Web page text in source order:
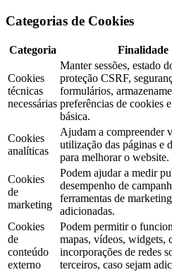
Categorias de Cookies
Categoria Finalidade
Cookies
técnicas
necessárias
Manter sessões, estado
proteção CSRF,
formulários,
preferências de cookies
básica.
Cookies
analíticas
Ajudam a compreender
utilização das páginas e
para melhorar o website.
Cookies
de
marketing
Podem ajudar a medir
desempenho de
ferramentas de
adicionadas.
Cookies
de
conteúdo
externo
Podem permitir o
mapas, vídeos, widgets,
incorporações de redes
terceiros, caso sejam